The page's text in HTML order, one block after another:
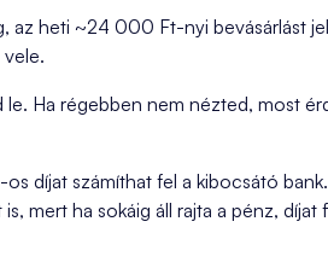
az heti ~24 000 Ft-nyi bevásárlást
Ha régebben nem nézted, most
díjat számíthat fel a kibocsátó
mert ha sokáig áll rajta a pénz, díjat